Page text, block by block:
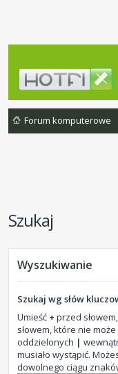
Forum komputerowe
Szukaj
Wyszukiwanie
Szukaj wg słów
Umieść + przed
słowem, które nie
oddzielonych |
musiało wystąpić.
dowolnego ciągu